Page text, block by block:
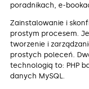
poradnikach, e-
Zainstalowanie i
prostym procesem.
tworzenie i
prostych poleceń.
technologią to: PHP
danych MySQL.